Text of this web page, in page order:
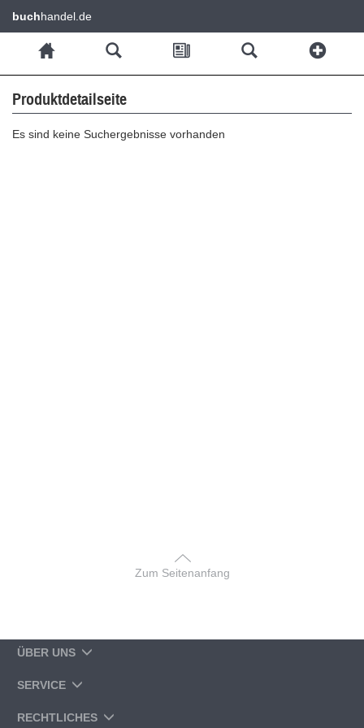
buchhandel.de
Produktdetailseite
Es sind keine Suchergebnisse vorhanden
Zum Seitenanfang
ÜBER UNS
SERVICE
RECHTLICHES